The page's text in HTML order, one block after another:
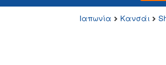
Ιαπωνία Κανσάι